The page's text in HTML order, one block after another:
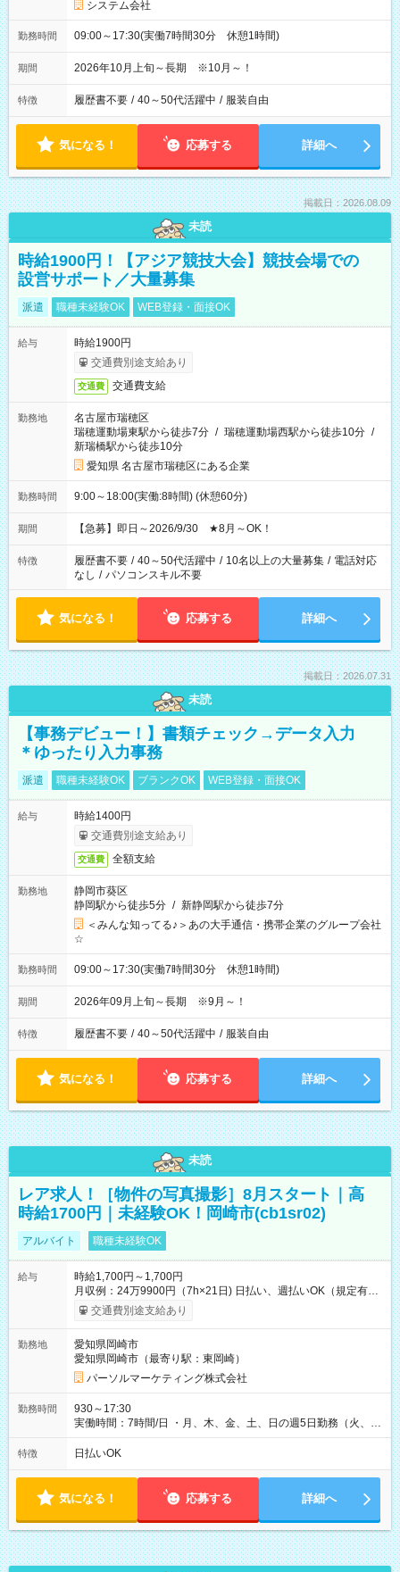
システム会社
勤務時間 09:00～17:30(実働7時間30分 休憩1時間)
期間 2026年10月上旬～長期 ※10月～！
特徴 履歴書不要 / 40～50代活躍中 / 服装自由
気になる！ 応募する 詳細へ
掲載日：2026.08.09
未読
時給1900円！【アジア競技大会】競技会場での
設営サポート／大量募集
派遣 職種未経験OK WEB登録・面接OK
給与
時給1900円
交通費別途支給あり
交通費 交通費支給
勤務地
名古屋市瑞穂区
瑞穂運動場東駅から徒歩7分 / 瑞穂運動場西駅から徒歩10分 /
新瑞橋駅から徒歩10分
愛知県 名古屋市瑞穂区にある企業
勤務時間 9:00～18:00(実働:8時間) (休憩60分)
期間 【急募】即日～2026/9/30 ★8月～OK！
特徴 履歴書不要 / 40～50代活躍中 / 10名以上の大量募集 / 電話対応
なし / パソコンスキル不要
気になる！ 応募する 詳細へ
掲載日：2026.07.31
未読
【事務デビュー！】書類チェック→データ入力
＊ゆったり入力事務
派遣 職種未経験OK ブランクOK WEB登録・面接OK
給与
時給1400円
交通費別途支給あり
交通費 全額支給
勤務地
静岡市葵区
静岡駅から徒歩5分 / 新静岡駅から徒歩7分
＜みんな知ってる♪＞あの大手通信・携帯企業のグループ会社
☆
勤務時間 09:00～17:30(実働7時間30分 休憩1時間)
期間 2026年09月上旬～長期 ※9月～！
特徴 履歴書不要 / 40～50代活躍中 / 服装自由
気になる！ 応募する 詳細へ
未読
レア求人！［物件の写真撮影］8月スタート｜高
時給1700円｜未経験OK！岡崎市(cb1sr02)
アルバイト 職種未経験OK
給与
時給1,700円～1,700円
月収例：24万9900円（7h×21日) 日払い、週払いOK（規定有
り） 【試用期間】試用期間なし
交通費別途支給あり
勤務地
愛知県岡崎市
愛知県岡崎市（最寄り駅：東岡崎）
パーソルマーケティング株式会社
勤務時間
930～17:30
実働時間：7時間/日 ・月、木、金、土、日の週5日勤務（火、水
は固定休です／夏季、年末年始等、長期休暇有り！） ・ワンシ
フト！ 残業ほぼナシ（0～5h/月）
特徴 日払いOK
気になる！ 応募する 詳細へ